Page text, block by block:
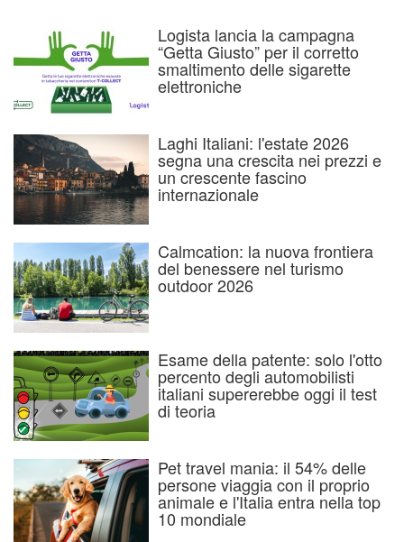
Logista lancia la campagna
“Getta Giusto” per il corretto
smaltimento delle sigarette
elettroniche
Laghi Italiani: l'estate 2026
segna una crescita nei prezzi e
un crescente fascino
internazionale
Calmcation: la nuova frontiera
del benessere nel turismo
outdoor 2026
Esame della patente: solo l'otto
percento degli automobilisti
italiani supererebbe oggi il test
di teoria
Pet travel mania: il 54% delle
persone viaggia con il proprio
animale e l'Italia entra nella top
10 mondiale